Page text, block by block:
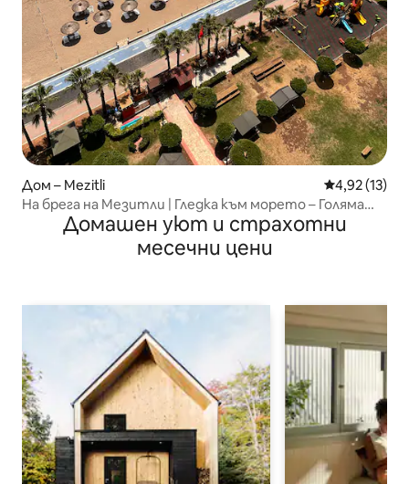
Дом – Mezitli Средна
4,92 (13)
На брега на Мезитли | Гледка към морето – Голяма
квартираДомашен уют и страхотни
месечни цени